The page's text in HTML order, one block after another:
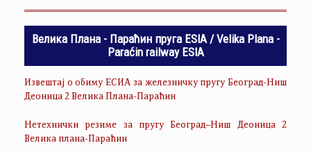
Велика Плана - Параћин пруга ESIA / Velika Plana -
Paraćin railway ESIA
Извештај о обиму ЕСИА за железничку пругу Београд-Ниш
Деоница 2 Велика Плана-Параћин
Нетехнички резиме за пругу Београд–Ниш Деоница 2
Велика плана-Параћин